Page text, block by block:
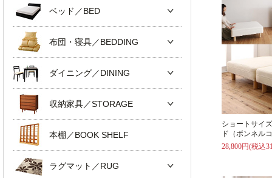
ショートサイ
ド（ボンネル
28,800円(税込
ベッド／BED
布団・寝具／BEDDING
ダイニング／DINING
収納家具／STORAGE
本棚／BOOK SHELF
ラグマット／RUG